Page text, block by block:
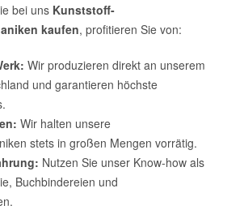
bei uns Kunststoff-
kaufen, profitieren Sie von:
Wir produzieren direkt an unserem
und garantieren höchste
Wir halten unsere
stets in großen Mengen vorrätig.
Nutzen Sie unser Know-how als
Buchbindereien und